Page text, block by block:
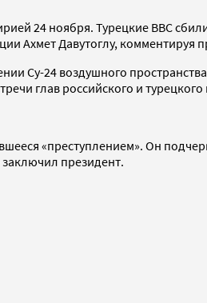
24 ноября. Турецкие ВВС
Ахмет Давутоглу, комментируя
Су-24 воздушного
глав российского и
«преступлением». Он
президент.